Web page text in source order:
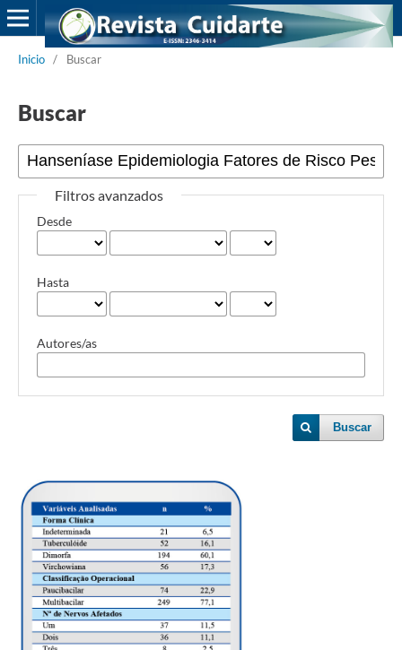
Inicio / Buscar
Buscar
Filtros avanzados
Desde
Hasta
Autores/as
Buscar